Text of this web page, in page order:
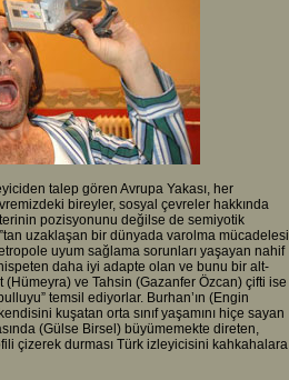
talep gören Avrupa Yakası, her
bireyler, sosyal çevreler hakkında
pozisyonunu değilse de semiyotik
uzaklaşan bir dünyada varolma mücadelesi
uyum sağlama sorunları yaşayan nahif
daha iyi adapte olan ve bunu bir alt-
(Hümeyra) ve Tahsin (Gazanfer Özcan) çifti ise
temsil ediyorlar. Burhan’ın (Engin
kuşatan orta sınıf yaşamını hiçe sayan
(Gülse Birsel) büyümemekte direten,
çizerek durması Türk izleyicisini kahkahalara